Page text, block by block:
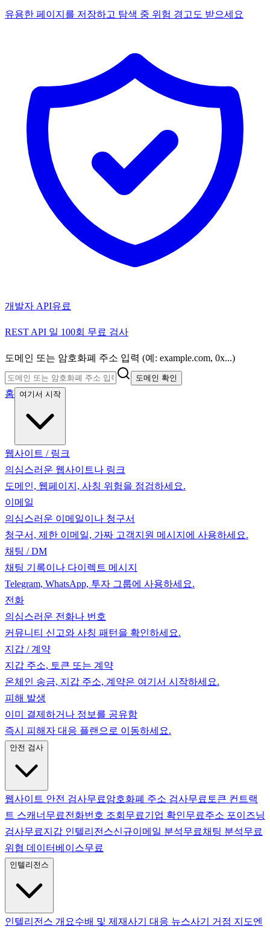
유용한 페이지를 저장하고 탐색 중 위험 경고도 받으세요
개발자 API유료
REST API 일 100회 무료 검사
도메인 또는 암호화폐 주소 입력 (예: example.com, 0x...)
도메인 확인
홈 여기서 시작
웹사이트 / 링크
의심스러운 웹사이트나 링크
도메인, 웹페이지, 사칭 위험을 점검하세요.
이메일
의심스러운 이메일이나 청구서
청구서, 제한 이메일, 가짜 고객지원 메시지에 사용하세요.
채팅 / DM
채팅 기록이나 다이렉트 메시지
Telegram, WhatsApp, 투자 그룹에 사용하세요.
전화
의심스러운 전화나 번호
커뮤니티 신고와 사칭 패턴을 확인하세요.
지갑 / 계약
지갑 주소, 토큰 또는 계약
온체인 송금, 지갑 주소, 계약은 여기서 시작하세요.
피해 발생
이미 결제하거나 정보를 공유함
즉시 피해자 대응 플랜으로 이동하세요.
안전 검사
웹사이트 안전 검사무료암호화폐 주소 검사무료 토큰 컨트랙
트 스캐너 무료전화번호 조회 무료기업 확인무료주소 포이즈닝
검사무료지갑 인텔리전스신규이메일 분석무료채팅 분석무료
위협 데이터베이스무료
인텔리전스
인텔리전스 개요수배 및 제재사기 대응 뉴스사기 거점 지도엔